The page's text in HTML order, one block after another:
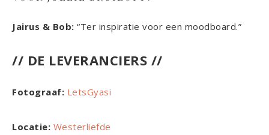
Jairus & Bob: “Ter inspiratie voor een moodboard.”
// DE LEVERANCIERS //
Fotograaf: LetsGyasi
Locatie: Westerliefde